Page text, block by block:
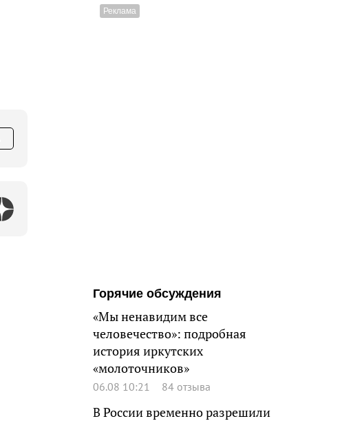
Горячие обсуждения
«Мы ненавидим все
человечество»: подробная
история иркутских
«молоточников»
06.08 10:21 84 отзыва
В России временно разрешили